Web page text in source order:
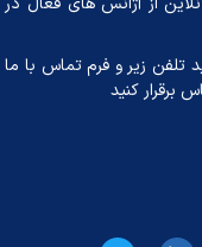
تلفن زیر و فرم تماس با ما
برقرار کنید